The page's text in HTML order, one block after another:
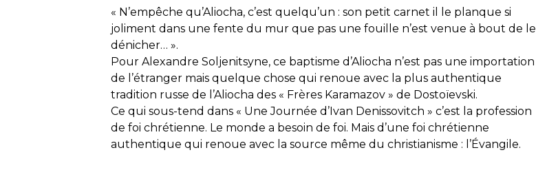
« N’empêche qu’Aliocha, c’est quelqu’un : son petit carnet il le planque si
joliment dans une fente du mur que pas une fouille n’est venue à bout de le
dénicher… ».
Pour Alexandre Soljenitsyne, ce baptisme d’Aliocha n’est pas une importation
de l’étranger mais quelque chose qui renoue avec la plus authentique
tradition russe de l’Aliocha des « Frères Karamazov » de Dostoïevski.
Ce qui sous-tend dans « Une Journée d’Ivan Denissovitch » c’est la profession
de foi chrétienne. Le monde a besoin de foi. Mais d’une foi chrétienne
authentique qui renoue avec la source même du christianisme : l’Évangile.